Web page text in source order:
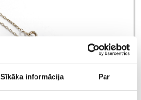
Sīkāka informācija Par